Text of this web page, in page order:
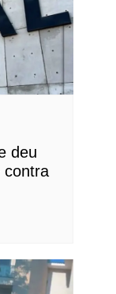
deu
contra